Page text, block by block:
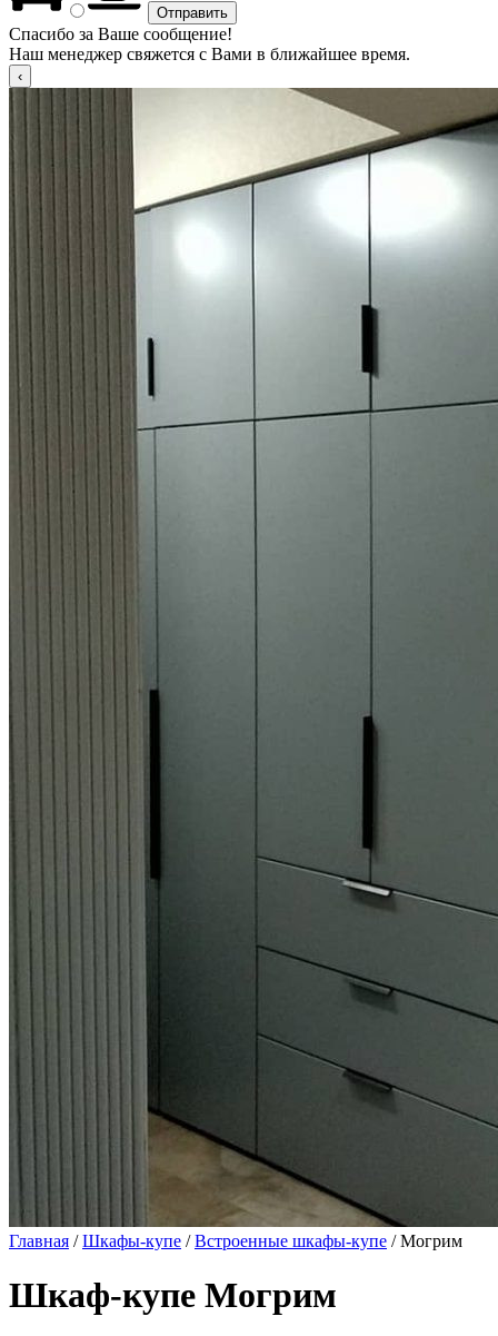
Спасибо за Ваше сообщение!
Наш менеджер свяжется с Вами в ближайшее время.
Главная /Шкафы-купе /Встроенные шкафы-купе / Могрим
Шкаф-купе Могрим